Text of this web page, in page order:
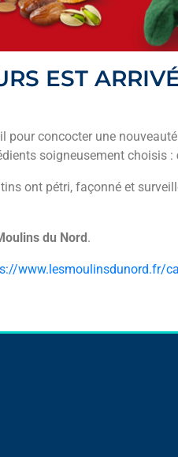
EST
pour concocter une
soigneusement choisis :
ont pétri, façonné et
du Nord .
www.lesmoulinsdunord.fr/